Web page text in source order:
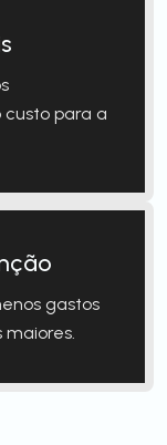
custo para a
gastos